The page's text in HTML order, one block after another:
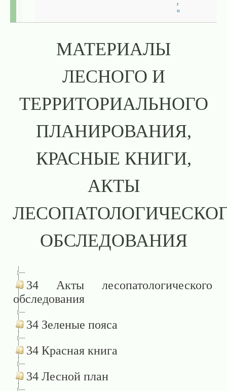
r
u
МАТЕРИАЛЫ
ЛЕСНОГО И
ТЕРРИТОРИАЛЬНОГО
ПЛАНИРОВАНИЯ,
КРАСНЫЕ КНИГИ,
АКТЫ
ОБСЛЕДОВАНИЯ
34 Акты лесопатологического
обследования
34 Зеленые пояса
34 Красная книга
34 Лесной план